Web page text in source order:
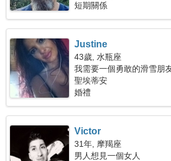
短期關係
Justine
43歲, 水瓶座
我需要一個勇敢的滑雪朋
聖埃蒂安
婚禮
Victor
31年, 摩羯座
男人想見一個女人